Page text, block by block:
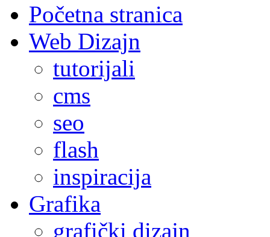
Početna stranica
Web Dizajn
tutorijali
cms
seo
flash
inspiracija
Grafika
grafički dizajn